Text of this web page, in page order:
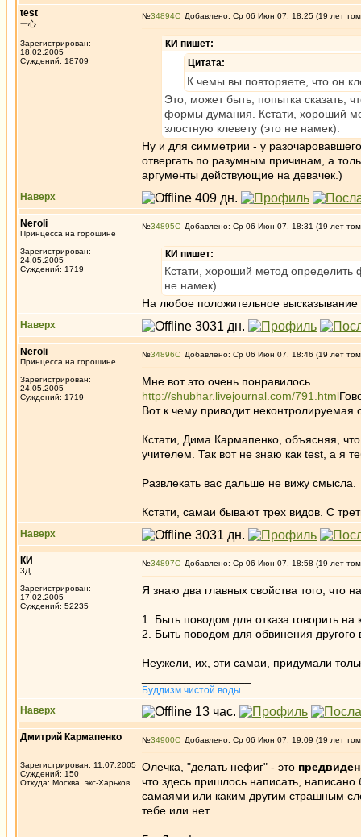
test
一心
Зарегистрирован:
18.02.2005
Суждений: 18709
№34894 Добавлено: Ср 06 Июн 07, 18:25 (19 лет
КИ пишет:
Цитата:
К чемы вы повторяете, что он
Это, может быть, попытка сказать,
формы думания. Кстати, хороший
злостную клевету (это не намек).
Ну и для симметрии - у
отвергать по разумным причинам, а
аргументы действующие на девачек.)
Наверх
Neroli
Принцесса на горошине
Зарегистрирован:
24.05.2005
Суждений: 1719
№34895 Добавлено: Ср 06 Июн 07, 18:31 (19 лет
КИ пишет:
Кстати, хороший метод определить
не намек).
На любое положительное
Наверх
Neroli
Принцесса на горошине
Зарегистрирован:
24.05.2005
Суждений: 1719
№34896 Добавлено: Ср 06 Июн 07, 18:46 (19 лет
Мне вот это очень понравилось.
http://shubhar.livejournal.com/791.html
Вот к чему приводит неконтролируемая
Кстати, Дима Кармапенко, объясняя,
учителем. Так вот не знаю как test, а я
Развлекать вас дальше не вижу смысла.
Кстати, самаи бывают трех видов. С
Наверх
КИ
3Д
Зарегистрирован:
17.02.2005
Суждений: 52235
№34897 Добавлено: Ср 06 Июн 07, 18:58 (19 лет
Я знаю два главных свойства того, что
1. Быть поводом для отказа говорить
2. Быть поводом для обвинения
Неужели, их, эти самаи, придумали
Буддизм чистой воды
Наверх
Дмитрий Кармапенко
Зарегистрирован: 11.07.2005
Суждений: 150
Откуда: Москва, экс-Харьков
№34900 Добавлено: Ср 06 Июн 07, 19:09 (19 лет
Олечка, "делать нефиг" - это
что здесь пришлось написать,
самаями или каким другим страшным
тебе или нет.